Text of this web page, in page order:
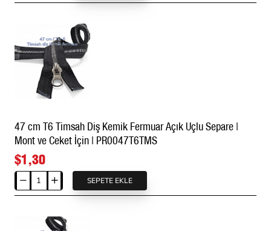
cm
Fermuar
Açık
Separe
47 cm T6 Timsah Diş Kemik Fermuar Açık Uçlu Separe |
Mont ve Ceket İçin | PR0047T6TMS
$1,30
47
cm
SEPETE EKLE